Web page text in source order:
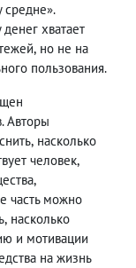
средне».
денег хватает
, но не на
пользования.
Авторы
, насколько
человек,
,
часть можно
, насколько
и мотивации
на жизнь